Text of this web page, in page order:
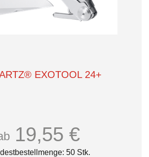
EXOTOOL 24+
19,55 €
50 Stk.